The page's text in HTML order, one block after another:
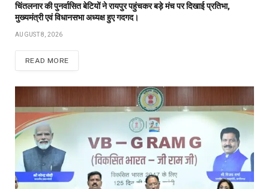
चिंतलनार की पुनर्वासित बेटियों ने रायपुर पहुंचकर बड़े मंच पर दिखाई प्रतिभा,
मुख्यमंत्री एवं विधानसभा अध्यक्ष हुए गदगद।
AUGUST 8, 2026
READ MORE